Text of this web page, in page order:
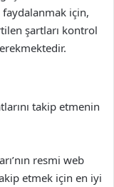
için,
şartları kontrol
takip etmenin
resmi web
etmek için en iyi